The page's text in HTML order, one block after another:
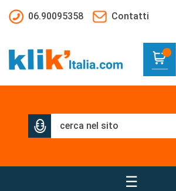
06.90095358
Contatti
☰